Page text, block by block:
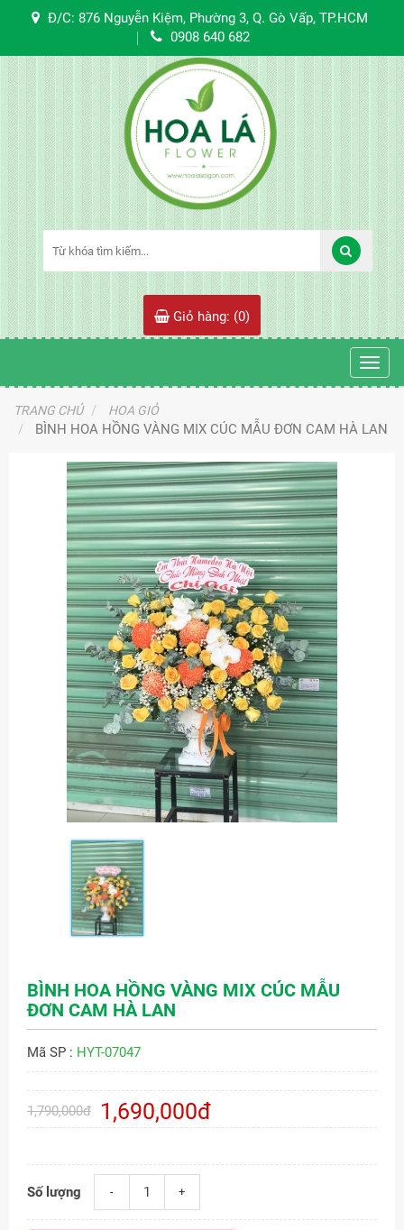
Đ/C: 876 Nguyễn Kiệm, Phường 3, Q. Gò Vấp, TP.HCM
0908 640 682
Giỏ hàng: (0)
TRANG CHỦ HOA GIỎ
BÌNH HOA HỒNG VÀNG MIX CÚC MẪU ĐƠN CAM HÀ LAN
BÌNH HOA HỒNG VÀNG MIX CÚC MẪU
ĐƠN CAM HÀ LAN
Mã SP : HYT-07047
1,790,000đ 1,690,000đ
Số lượng - +